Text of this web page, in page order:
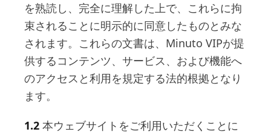
を熟読し、完全に理解した上で、これらに拘
束されることに明示的に同意したものとみな
されます。これらの文書は、Minuto VIPが提
供するコンテンツ、サービス、および機能へ
のアクセスと利用を規定する法的根拠となり
ます。
1.2 本ウェブサイトをご利用いただくことに